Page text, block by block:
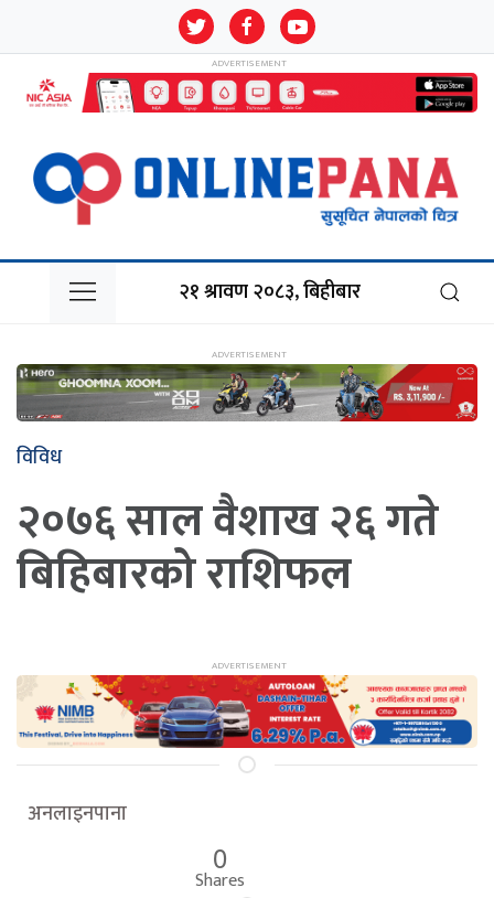
२१ श्रावण २०८३, बिहीबार
विविध
२०७६ साल वैशाख २६ गते
बिहिबारको राशिफल
अनलाइनपाना
0
Shares